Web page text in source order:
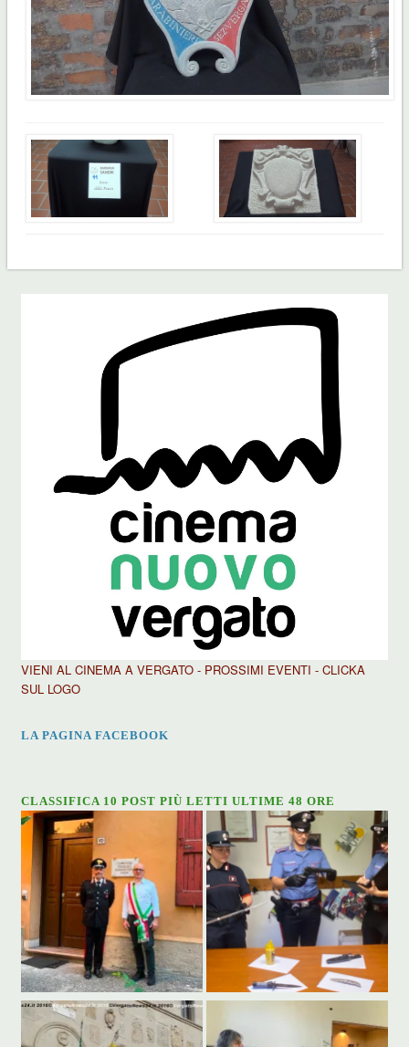
VIENI AL CINEMA A VERGATO - PROSSIMI EVENTI - CLICKA
SUL LOGO
LA PAGINA FACEBOOK
CLASSIFICA 10 POST PIÙ LETTI ULTIME 48 ORE